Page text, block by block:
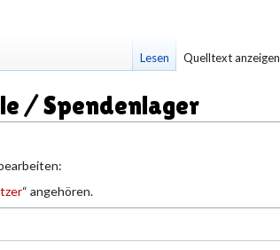
/ Spendenlager
“ angehören.
Lesen Quelltext anzeigen